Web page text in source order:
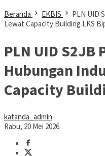
Beranda
EKBIS
PLN UID
Lewat Capacity Building LKS
PLN UID S2JB
Hubungan
Capacity
katanda_admin
Rabu, 20 Mei 2026